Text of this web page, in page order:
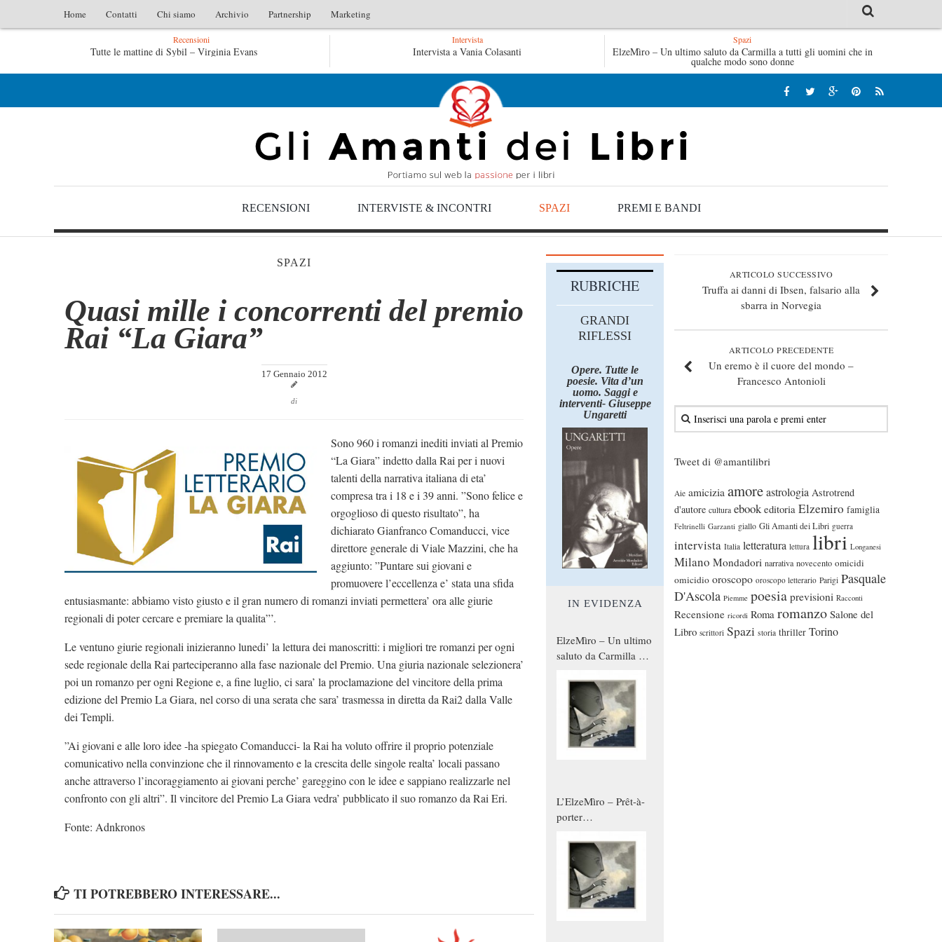
Home Contatti Chi siamo Archivio Partnership Marketing
Recensioni
L’idraulico non verrà – Fruttero & Lucentini Le anime salve di Fabrizio De André – Jan Gaggetta Tutte le mattine di Sybil – Virginia Evans
Le anime salve di Fabrizio De André – Jan Gaggetta
Intervista
Intervista a Vania Colasanti
Spazi
ElzeMìro – Un ultimo saluto da Carmilla a tutti gli uomini che in
qualche modo sono donne
RECENSIONI INTERVISTE & INCONTRI SPAZI PREMI E BANDI
SPAZI
Quasi mille i concorrenti del premio
Rai “La Giara”
17 Gennaio 2012
di
Sono 960 i romanzi inediti inviati al Premio
“La Giara” indetto dalla Rai per i nuovi
talenti della narrativa italiana di eta’
compresa tra i 18 e i 39 anni. ”Sono felice e
orgoglioso di questo risultato”, ha
dichiarato Gianfranco Comanducci, vice
direttore generale di Viale Mazzini, che ha
aggiunto: ”Puntare sui giovani e
promuovere l’eccellenza e’ stata una sfida
entusiasmante: abbiamo visto giusto e il gran numero di romanzi inviati permettera’ ora alle giurie
regionali di poter cercare e premiare la qualita”’.
Le ventuno giurie regionali inizieranno lunedi’ la lettura dei manoscritti: i migliori tre romanzi per ogni
sede regionale della Rai parteciperanno alla fase nazionale del Premio. Una giuria nazionale selezionera’
poi un romanzo per ogni Regione e, a fine luglio, ci sara’ la proclamazione del vincitore della prima
edizione del Premio La Giara, nel corso di una serata che sara’ trasmessa in diretta da Rai2 dalla Valle
dei Templi.
”Ai giovani e alle loro idee -ha spiegato Comanducci- la Rai ha voluto offrire il proprio potenziale
comunicativo nella convinzione che il rinnovamento e la crescita delle singole realta’ locali passano
anche attraverso l’incoraggiamento ai giovani perche’ gareggino con le idee e sappiano realizzarle nel
confronto con gli altri”. Il vincitore del Premio La Giara vedra’ pubblicato il suo romanzo da Rai Eri.
Fonte: Adnkronos
TI POTREBBERO INTERESSARE...
ARTICOLO SUCCESSIVO
Truffa ai danni di Ibsen, falsario alla
sbarra in Norvegia
ARTICOLO PRECEDENTE
Un eremo è il cuore del mondo –
Francesco Antonioli
Tweet di @amantilibri
Aie amicizia amoreastrologia Astrotrend
d'autore cultura ebook editoria Elzemiro famiglia
Feltrinelli Garzanti giallo Gli Amanti dei Libri guerra
intervista Italia letteratura lettura libri Longanesi
Milano Mondadori narrativa novecento omicidi
omicidio oroscopo oroscopo letterario Parigi Pasquale
D'Ascola Piemme poesia previsioni Racconti
Recensione ricordi Roma romanzo Salone del
Libro scrittori Spazi storia thriller Torino
RUBRICHE
GRANDI
RIFLESSI
Opere. Tutte le
poesie. Vita d’un
uomo. Saggi e
interventi- Giuseppe
Ungaretti
IN EVIDENZA
ElzeMìro – Un ultimo
saluto da Carmilla a
qualche modo sono
donne
L’ElzeMìro – Prêt-à-
porter